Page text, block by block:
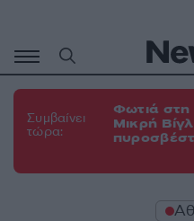
περιεχόμενο
Συμβαίνει
τώρα:
Φωτιά στη
Μικρή